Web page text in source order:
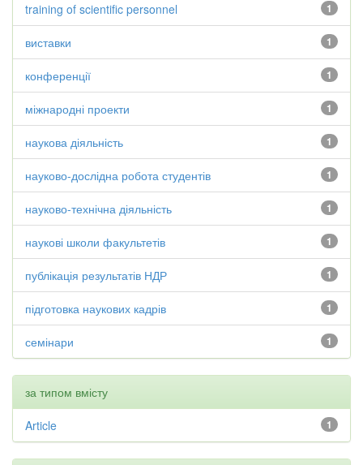
1
training of scientific personnel
1
виставки
1
конференції
1
міжнародні проекти
1
наукова діяльність
1
науково-дослідна робота студентів
1
науково-технічна діяльність
1
наукові школи факультетів
1
публікація результатів НДР
1
підготовка наукових кадрів
1
семінари
за типом вмісту
1
Article